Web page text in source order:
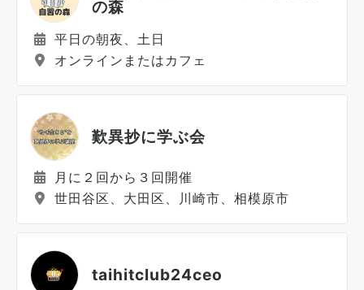
の森
平日の朝夜、土日
オンラインまたはカフェ
歎異抄に学ぶ会
月に２回から３回開催
世田谷区、大田区、川崎市、相模原市
taihitclub24ceo